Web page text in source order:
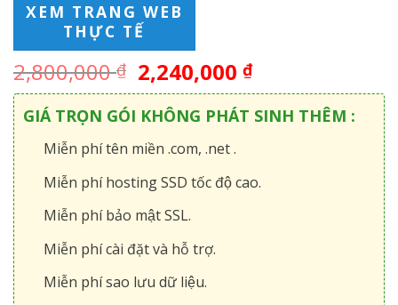
XEM TRANG WEB
THỰC TẾ
2,800,000₫ 2,240,000₫
GIÁ TRỌN GÓI KHÔNG PHÁT SINH THÊM :
Miễn phí tên miền .com, .net .
Miễn phí hosting SSD tốc độ cao.
Miễn phí bảo mật SSL.
Miễn phí cài đặt và hỗ trợ.
Miễn phí sao lưu dữ liệu.